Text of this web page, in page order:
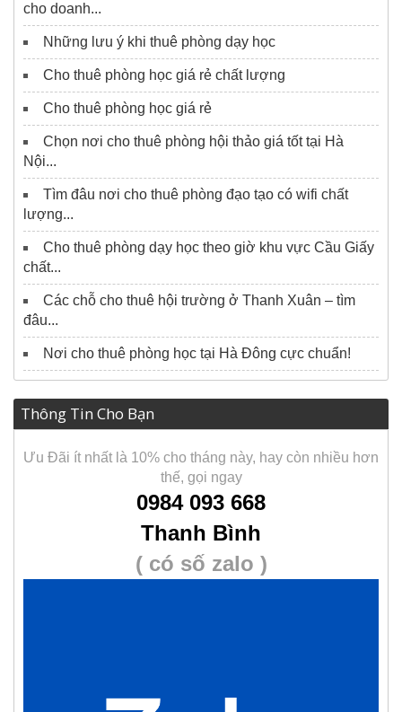
cho doanh...
Những lưu ý khi thuê phòng dạy học
Cho thuê phòng học giá rẻ chất lượng
Cho thuê phòng học giá rẻ
Chọn nơi cho thuê phòng hội thảo giá tốt tại Hà
Nội...
Tìm đâu nơi cho thuê phòng đạo tạo có wifi chất
lượng...
Cho thuê phòng dạy học theo giờ khu vực Cầu Giấy
chất...
Các chỗ cho thuê hội trường ở Thanh Xuân – tìm
đâu...
Nơi cho thuê phòng học tại Hà Đông cực chuẩn!
Thông Tin Cho Bạn
Ưu Đãi ít nhất là 10% cho tháng này, hay còn nhiều hơn
thế, gọi ngay
0984 093 668
Thanh Bình
( có số zalo )